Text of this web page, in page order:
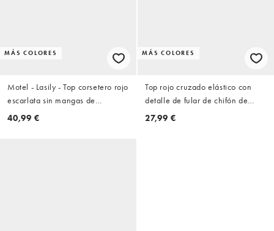
MÁS COLORES
Motel - Lasily - Top corsetero rojo
escarlata sin mangas de
popelina
40,99 €
MÁS COLORES
Top rojo cruzado elástico con
detalle de fular de chifón de
ASOS DESIGN
27,99 €